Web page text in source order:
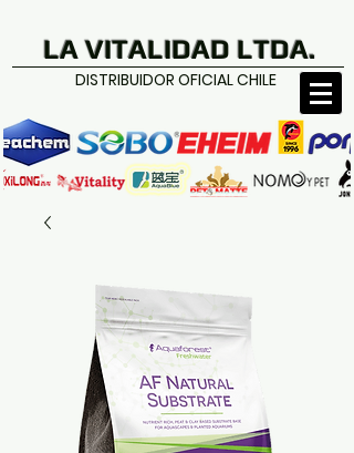
LA VITALIDAD LTDA.
DISTRIBUIDOR OFICIAL CHILE